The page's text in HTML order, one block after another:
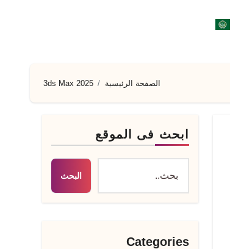
الصفحة الرئيسية 3ds Max 2025
ابحث فى الموقع
البحث
Categories